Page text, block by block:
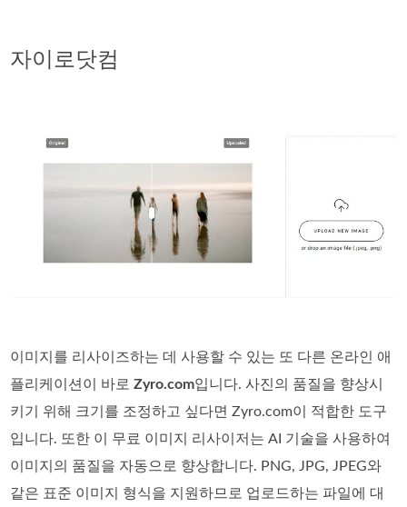
자이로닷컴
이미지를 리사이즈하는 데 사용할 수 있는 또 다른 온라인 애
플리케이션이 바로Zyro.com입니다. 사진의 품질을 향상시
키기 위해 크기를 조정하고 싶다면 Zyro.com이 적합한 도구
입니다. 또한 이 무료 이미지 리사이저는 AI 기술을 사용하여
이미지의 품질을 자동으로 향상합니다. PNG, JPG, JPEG와
같은 표준 이미지 형식을 지원하므로 업로드하는 파일에 대